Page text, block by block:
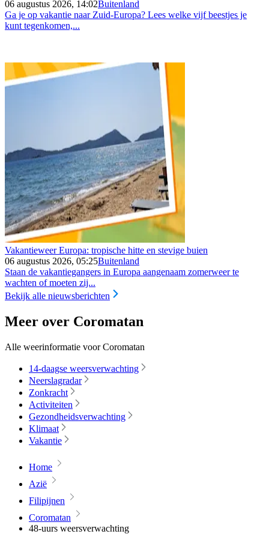
06 augustus 2026, 14:02Buitenland
Ga je op vakantie naar Zuid-Europa? Lees welke vijf beestjes je
kunt tegenkomen,...
Vakantieweer Europa: tropische hitte en stevige buien
06 augustus 2026, 05:25Buitenland
Staan de vakantiegangers in Europa aangenaam zomerweer te
wachten of moeten zij...
Bekijk alle nieuwsberichten
Meer over Coromatan
Alle weerinformatie voor Coromatan
14-daagse weersverwachting
Neerslagradar
Zonkracht
Activiteiten
Gezondheidsverwachting
Klimaat
Vakantie
Home
Azië
Filipijnen
Coromatan
48-uurs weersverwachting